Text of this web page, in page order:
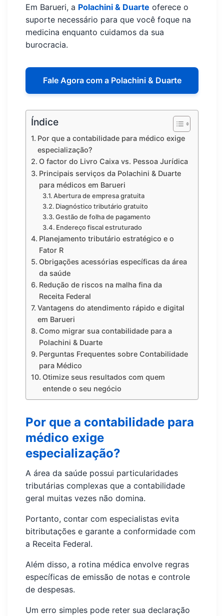
Em Barueri, a Polachini & Duarte oferece o
suporte necessário para que você foque na
medicina enquanto cuidamos da sua
burocracia.
Fale Agora com a Polachini & Duarte
Índice
Por que a contabilidade para médico exige
especialização?
O factor do Livro Caixa vs. Pessoa Jurídica
Principais serviços da Polachini & Duarte
para médicos em Barueri
Abertura de empresa gratuita
Diagnóstico tributário gratuito
Gestão de folha de pagamento
Endereço fiscal estruturado
Planejamento tributário estratégico e o
Fator R
Obrigações acessórias específicas da área
da saúde
Redução de riscos na malha fina da
Receita Federal
Vantagens do atendimento rápido e digital
em Barueri
Como migrar sua contabilidade para a
Polachini & Duarte
Perguntas Frequentes sobre Contabilidade
para Médico
Otimize seus resultados com quem
entende o seu negócio
Por que a contabilidade para
médico exige
especialização?
A área da saúde possui particularidades
tributárias complexas que a contabilidade
geral muitas vezes não domina.
Portanto, contar com especialistas evita
bitributações e garante a conformidade com
a Receita Federal.
Além disso, a rotina médica envolve regras
específicas de emissão de notas e controle
de despesas.
Um erro simples pode reter sua declaração